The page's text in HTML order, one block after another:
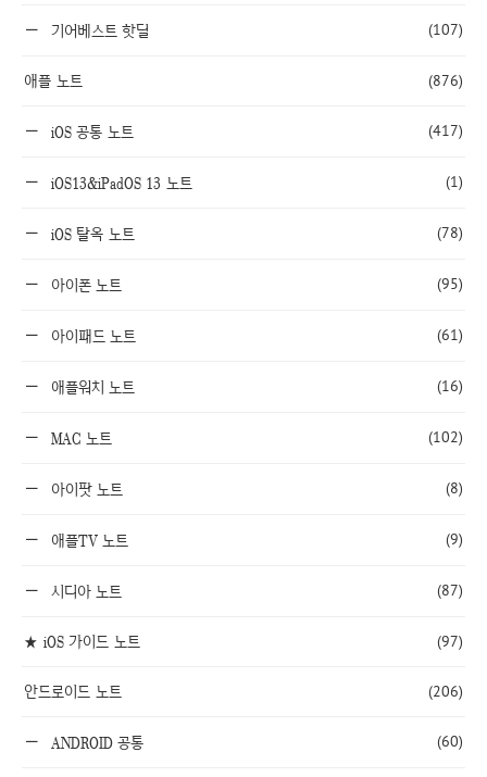
기어베스트 핫딜 (107)
애플 노트 (876)
iOS 공통 노트 (417)
iOS13&iPadOS 13 노트 (1)
iOS 탈옥 노트 (78)
아이폰 노트 (95)
아이패드 노트 (61)
애플워치 노트 (16)
MAC 노트 (102)
아이팟 노트 (8)
애플TV 노트 (9)
시디아 노트 (87)
★ iOS 가이드 노트 (97)
안드로이드 노트 (206)
ANDROID 공통 (60)